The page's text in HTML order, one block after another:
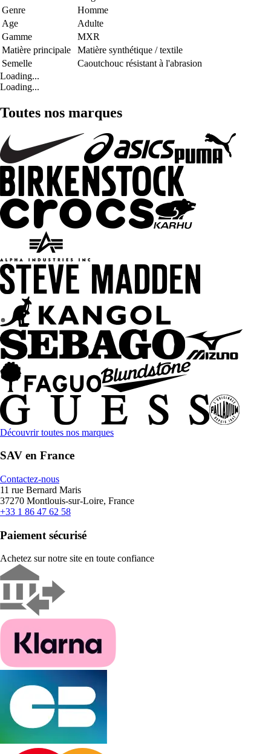
Genre
Homme
Age
Adulte
Gamme
MXR
Matière principale
Matière synthétique / textile
Semelle
Caoutchouc résistant à l'abrasion
Loading...
Loading...
Toutes nos marques
Découvrir toutes nos marques
SAV en France
Contactez-nous
11 rue Bernard Maris
37270 Montlouis-sur-Loire, France
+33 1 86 47 62 58
Paiement sécurisé
Achetez sur notre site en toute confiance